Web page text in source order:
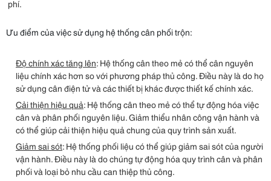
phí.
Ưu điểm của việc sử dụng hệ thống cân phối trộn:
Độ chính xác tăng lên: Hệ thống cân theo mẻ có thể cân nguyên
liệu chính xác hơn so với phương pháp thủ công. Điều này là do họ
sử dụng cân điện tử và các thiết bị khác được thiết kế chính xác.
Cải thiện hiệu quả: Hệ thống cân theo mẻ có thể tự động hóa việc
cân và phân phối nguyên liệu. Giảm thiểu nhân công vận hành và
có thể giúp cải thiện hiệu quả chung của quy trình sản xuất.
Giảm sai sót: Hệ thống phối liệu có thể giúp giảm sai sót của người
vận hành. Điều này là do chúng tự động hóa quy trình cân và phân
phối và loại bỏ nhu cầu can thiệp thủ công.